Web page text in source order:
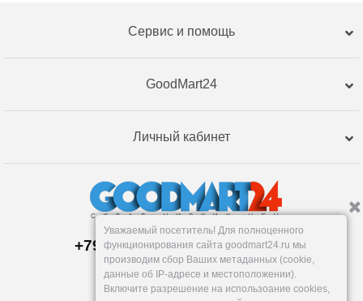
Сервис и помощь
GoodMart24
Личный кабинет
+79120359762, +79120359761
Магазин:
Челябинск ,Артиллерийская, 124В
Пн-Вс: 10-19
info@goodmart24.ru
Уважаемый посетитель! Для полноценного
функционирования сайта goodmart24.ru мы
производим сбор Ваших метаданных (cookie,
данные об IP-адресе и местоположении).
Включите разрешение на использоание cookies,